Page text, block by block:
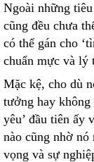
Ngoài những
cũng đều chưa
có thể gán cho
chuẩn mực và lý
Mặc kệ, cho dù
tưởng hay không
yêu’ đầu tiên ấy
nào cũng nhờ
vọng và sự